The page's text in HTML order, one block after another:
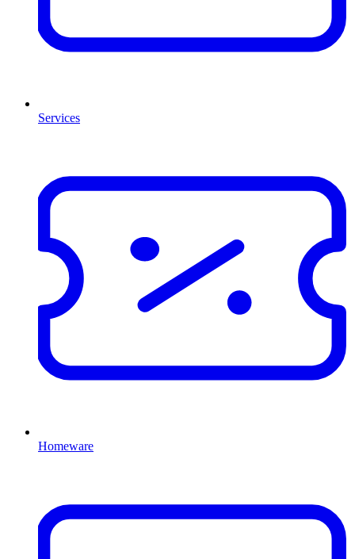
Services
Homeware